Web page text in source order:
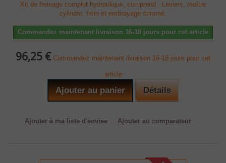
Kit de freinage complet hydraulique, comprend : Leviers, maître
cylindre, frein et embrayage chromé.
Commandez maintenant livraison 16-18 jours pour cet article
96,25 € Commandez maintenant livraison 16-18 jours pour cet
article
Ajouter au panier Détails
Ajouter à ma liste d'envies Ajouter au comparateur